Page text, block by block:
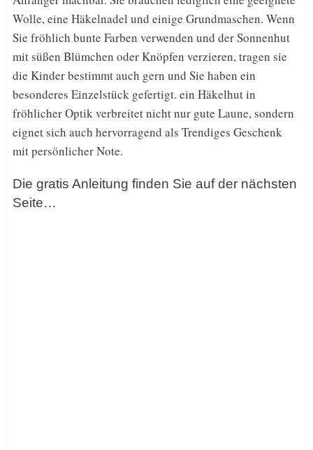
Wolle, eine Häkelnadel und einige Grundmaschen. Wenn
Sie fröhlich bunte Farben verwenden und der Sonnenhut
mit süßen Blümchen oder Knöpfen verzieren, tragen sie
die Kinder bestimmt auch gern und Sie haben ein
besonderes Einzelstück gefertigt. ein Häkelhut in
fröhlicher Optik verbreitet nicht nur gute Laune, sondern
eignet sich auch hervorragend als Trendiges Geschenk
mit persönlicher Note.
Die gratis Anleitung finden Sie auf der nächsten
Seite…